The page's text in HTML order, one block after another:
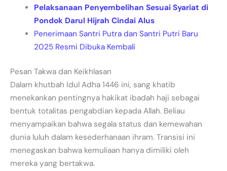
Pelaksanaan Penyembelihan Sesuai Syariat di
Pondok Darul Hijrah Cindai Alus
Penerimaan Santri Putra dan Santri Putri Baru
2025 Resmi Dibuka Kembali
Pesan Takwa dan Keikhlasan
Dalam khutbah Idul Adha 1446 ini, sang khatib
menekankan pentingnya hakikat ibadah haji sebagai
bentuk totalitas pengabdian kepada Allah. Beliau
menyampaikan bahwa segala status dan kemewahan
dunia luluh dalam kesederhanaan ihram. Transisi ini
menegaskan bahwa kemuliaan hanya dimiliki oleh
mereka yang bertakwa.